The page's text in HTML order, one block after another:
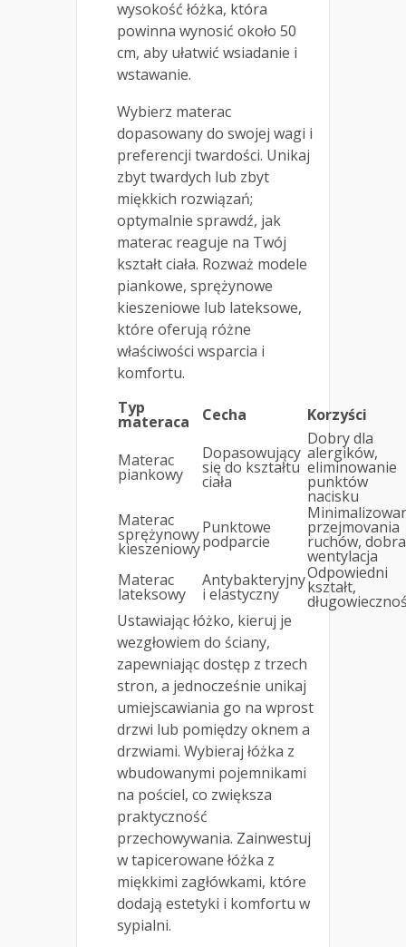
wysokość łóżka, która
powinna wynosić około 50
cm, aby ułatwić wsiadanie i
wstawanie.
Wybierz materac
dopasowany do swojej wagi i
preferencji twardości. Unikaj
zbyt twardych lub zbyt
miękkich rozwiązań;
optymalnie sprawdź, jak
materac reaguje na Twój
kształt ciała. Rozważ modele
piankowe, sprężynowe
kieszeniowe lub lateksowe,
które oferują różne
właściwości wsparcia i
komfortu.
Typ
materaca Cecha Korzyści
Materac
piankowy
Dopasowujący
się do kształtu
ciała
Dobry dla
alergików,
eliminowanie
punktów
nacisku
Materac
sprężynowy
kieszeniowy
Punktowe
podparcie
przejmovania
ruchów, dobra
wentylacja
Materac
lateksowy
Antybakteryjny
i elastyczny
Odpowiedni
kształt,
Ustawiając łóżko, kieruj je
wezgłowiem do ściany,
zapewniając dostęp z trzech
stron, a jednocześnie unikaj
umiejscawiania go na wprost
drzwi lub pomiędzy oknem a
drzwiami. Wybieraj łóżka z
wbudowanymi pojemnikami
na pościel, co zwiększa
praktyczność
przechowywania. Zainwestuj
w tapicerowane łóżka z
miękkimi zagłówkami, które
dodają estetyki i komfortu w
sypialni.